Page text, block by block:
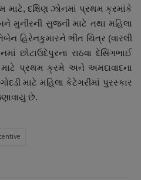
દક્ષિણ ઝોનમાં પ્રથમ ક્રમાંકે
સુજની માટે તથા મહિલા
હિરેનકુમારને ભીત ચિત્ર (વારલી
છોટાઉદેપુરના રાઠવા દેસિંગભાઈ
માટે પ્રથમ ક્રમે અને અમદાવાદના
માટે મહિલા કેટેગરીમાં પુરસ્કાર
છે.